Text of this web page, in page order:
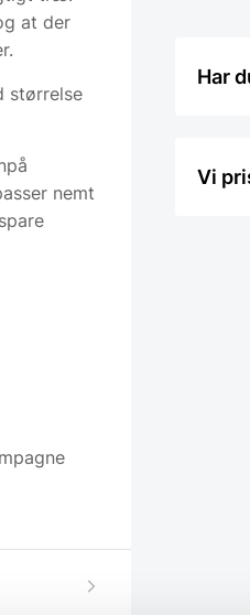
at der
størrelse
nemt
Har
Vi